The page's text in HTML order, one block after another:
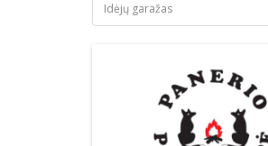
Idėjų garažas